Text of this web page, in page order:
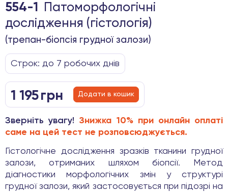
554-1
Патоморфологічні
дослідження (гістологія)
(трепан-біопсія грудної залози)
Строк: до 7 робочих днів
1 195грн Додати в кошик
Зверніть увагу! Знижка 10% при онлайн оплаті
саме на цей тест не розповсюджується.
Гістологічне дослідження зразків тканини грудної
залози, отриманих шляхом біопсії. Метод
діагностики морфологічних змін у структурі
грудної залози, який застосовується при підозрі на